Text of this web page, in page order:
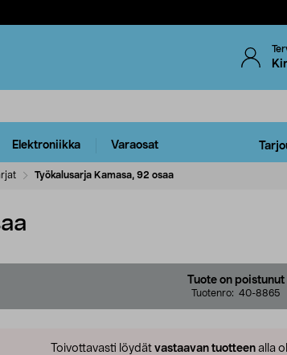
Elektroniikka Varaosat
Työkalusarja Kamasa, 92 osaa
Tuote on poistunut
Tuotenro: 40-8865
Toivottavasti löydät vastaavan tuotteen alla